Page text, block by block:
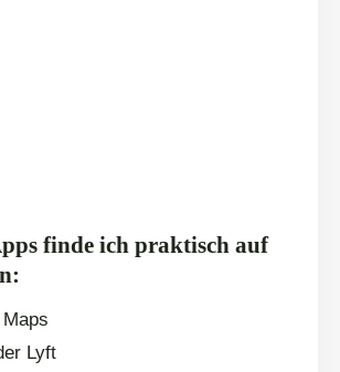
finde ich praktisch auf
Lyft